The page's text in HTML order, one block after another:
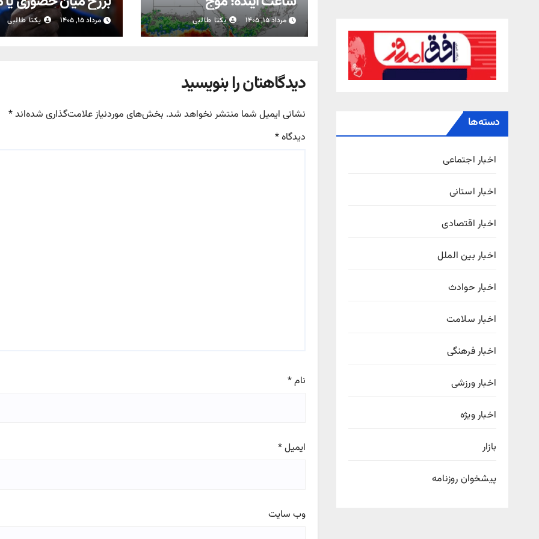
دسته‌ها
اخبار اجتماعی
اخبار استانی
اخبار اقتصادی
اخبار بین الملل
اخبار حوادث
اخبار سلامت
اخبار فرهنگی
اخبار ورزشی
اخبار ویژه
بازار
پیشخوان روزنامه
بارش‌های تابستانه در راه ۱۱
استان
مرداد ۱۵, ۱۴۰۵ یکتا طالبی شدن مدارس
مرداد ۱۵, ۱۴۰۵ یکتا طالبی
دیدگاهتان را بنویسید
نشانی ایمیل شما منتشر نخواهد شد. بخش‌های موردنیاز علامت‌گذاری شده‌اند*
دیدگاه*
نام*
ایمیل*
وب‌ سایت